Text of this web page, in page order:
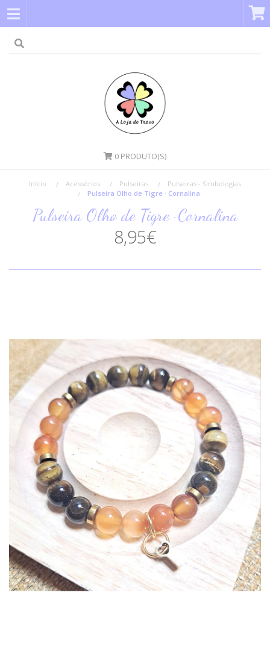
0 PRODUTO(S)
Início Acessórios Pulseiras
Pulseiras - Simbologias
Pulseira Olho de Tigre · Cornalina
Pulseira Olho de Tigre · Cornalina
8,95€